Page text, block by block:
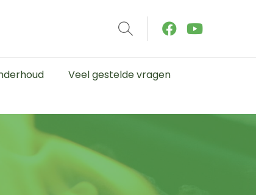
Veel gestelde vragen